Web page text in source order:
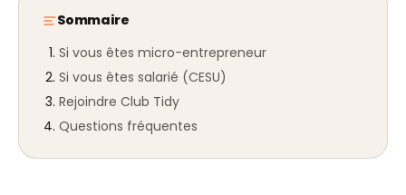
Sommaire
Si vous êtes micro-entrepreneur
Si vous êtes salarié (CESU)
Rejoindre Club Tidy
Questions fréquentes